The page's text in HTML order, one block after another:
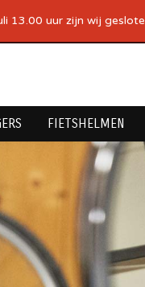
FIETSHELMEN
13.00 uur zijn wij